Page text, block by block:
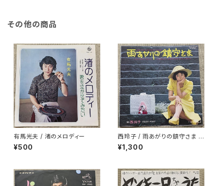
その他の商品
有馬光夫 / 渚のメロディー
¥500
西玲子 / 雨あがりの鎮守さま プ
ロモ
¥1,300